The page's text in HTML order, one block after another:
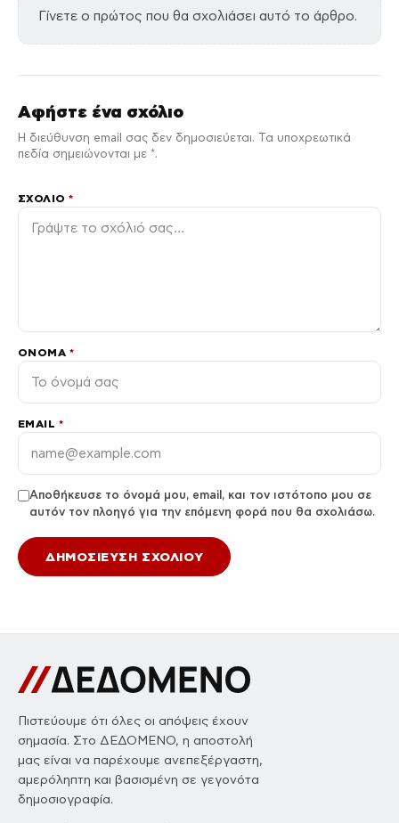
Γίνετε ο πρώτος που θα σχολιάσει αυτό το άρθρο.
Αφήστε ένα σχόλιο
Η διεύθυνση email σας δεν δημοσιεύεται. Τα υποχρεωτικά
πεδία σημειώνονται με *.
ΣΧΌΛΙΟ*
ΌΝΟΜΑ *
EMAIL *
Αποθήκευσε το όνομά μου, email, και τον ιστότοπο μου σε
αυτόν τον πλοηγό για την επόμενη φορά που θα σχολιάσω.
Πιστεύουμε ότι όλες οι απόψεις έχουν
σημασία. Στο ΔΕΔΟΜΕΝΟ, η αποστολή
μας είναι να παρέχουμε ανεπεξέργαστη,
αμερόληπτη και βασισμένη σε γεγονότα
δημοσιογραφία.